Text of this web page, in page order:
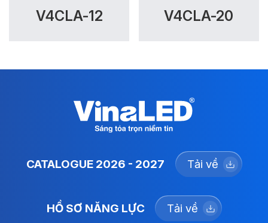
V4CLA-12 V4CLA-20
CATALOGUE 2026 - 2027 Tải về
HỒ SƠ NĂNG LỰC Tải về